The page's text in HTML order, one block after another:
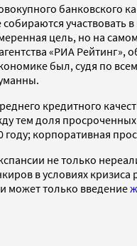
банковского
цель, но на
«РИА
был, судя по
кредитного
доля
корпоративная
не только
в условиях
может только введение